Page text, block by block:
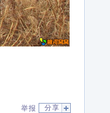
分享
举报